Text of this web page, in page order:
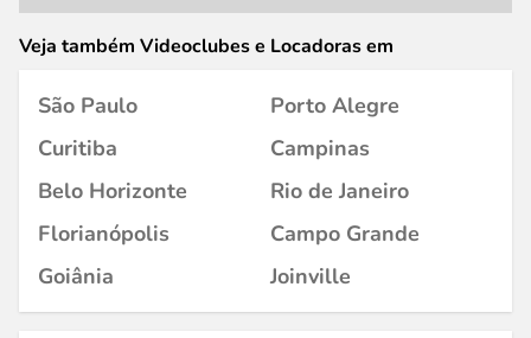
Veja também Videoclubes e Locadoras em
São Paulo
Porto Alegre
Curitiba
Campinas
Belo Horizonte
Rio de Janeiro
Florianópolis
Campo Grande
Goiânia
Joinville